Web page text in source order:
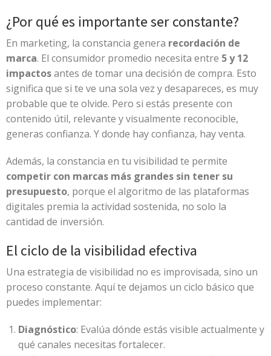
¿Por qué es importante ser constante?
En marketing, la constancia genera recordación de
marca. El consumidor promedio necesita entre 5 y 12
impactosantes de tomar una decisión de compra. Esto
significa que si te ve una sola vez y desapareces, es muy
probable que te olvide. Pero si estás presente con
contenido útil, relevante y visualmente reconocible,
generas confianza. Y donde hay confianza, hay venta.
Además, la constancia en tu visibilidad te permite
competir con marcas más grandes sin tener su
presupuesto, porque el algoritmo de las plataformas
digitales premia la actividad sostenida, no solo la
cantidad de inversión.
El ciclo de la visibilidad efectiva
Una estrategia de visibilidad no es improvisada, sino un
proceso constante. Aquí te dejamos un ciclo básico que
puedes implementar:
Diagnóstico: Evalúa dónde estás visible actualmente y
qué canales necesitas fortalecer.